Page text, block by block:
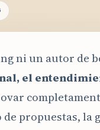
ni un autor de
el
propuestas, la